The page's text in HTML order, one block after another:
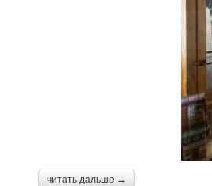
читать дальше →